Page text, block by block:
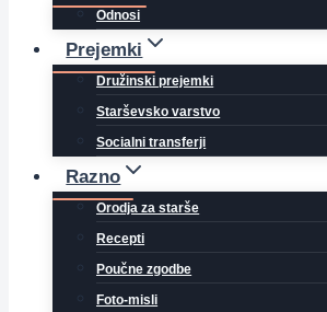
Odnosi
Prejemki
Družinski prejemki
Starševsko varstvo
Socialni transferji
Razno
Orodja za starše
Recepti
Poučne zgodbe
Foto-misli